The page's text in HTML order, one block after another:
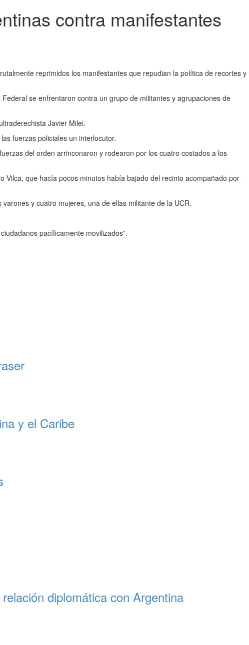
contra manifestantes
reprimidos los manifestantes que repudian la política de recortes y
se enfrentaron contra un grupo de militantes y agrupaciones de
Javier Milei.
fuerzas policiales un interlocutor.
del orden arrinconaron y rodearon por los cuatro costados a los
Vilca, que hacía pocos minutos había bajado del recinto acompañado por
y cuatro mujeres, una de ellas militante de la UCR.
pacíficamente movilizados”.
y el Caribe
diplomática con Argentina